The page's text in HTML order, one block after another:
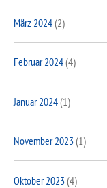
März 2024(2)
Februar 2024(4)
Januar 2024(1)
November 2023(1)
Oktober 2023(4)